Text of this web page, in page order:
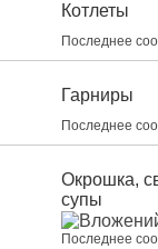
Котлеты
Последнее
Гарниры
Последнее
Окрошка,
супы
Последнее